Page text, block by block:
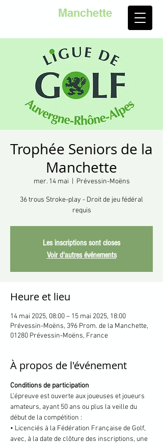
Manchette
Trophée Seniors de la
Manchette
mer. 14 mai Prévessin-Moëns
36 trous Stroke-play - Droit de jeu fédéral
requis
Les inscriptions sont closes
Voir d'autres événements
Heure et lieu
14 mai 2025, 08:00 – 15 mai 2025, 18:00
Prévessin-Moëns, 396 Prom. de la Manchette,
01280 Prévessin-Moëns, France
À propos de l'événement
Conditions de participation
L’épreuve est ouverte aux joueuses et joueurs
amateurs, ayant 50 ans ou plus la veille du
début de la compétition :
• Licenciés à la Fédération Française de Golf,
avec, à la date de clôture des inscriptions, une